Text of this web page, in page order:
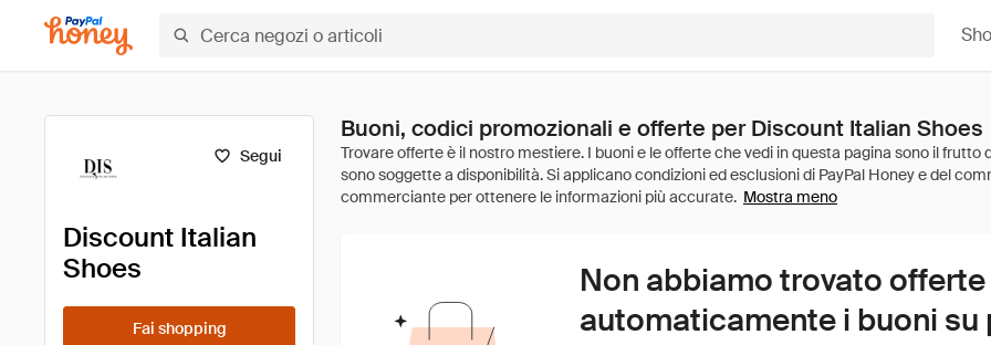
Segui
Discount Italian
Shoes
Fai shopping
Buoni, codici promozionali e offerte per Discount Italian Shoes
Mostra meno
Non abbiamo trovato
automaticamente i buoni su